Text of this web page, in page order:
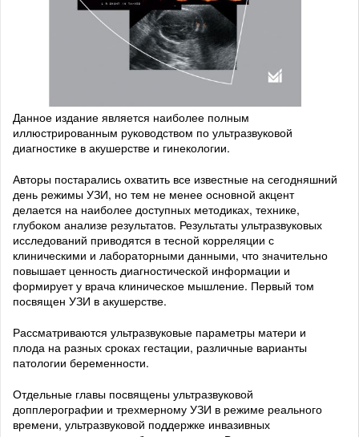
Данное издание является наиболее полным
иллюстрированным руководством по ультразвуковой
диагностике в акушерстве и гинекологии.
Авторы постарались охватить все известные на сегодняшний
день режимы УЗИ, но тем не менее основной акцент
делается на наиболее доступных методиках, технике,
глубоком анализе результатов. Результаты ультразвуковых
исследований приводятся в тесной корреляции с
клиническими и лабораторными данными, что значительно
повышает ценность диагностической информации и
формирует у врача клиническое мышление. Первый том
посвящен УЗИ в акушерстве.
Рассматриваются ультразвуковые параметры матери и
плода на разных сроках гестации, различные варианты
патологии беременности.
Отдельные главы посвящены ультразвуковой
допплерографии и трехмерному УЗИ в режиме реального
времени, ультразвуковой поддержке инвазивных